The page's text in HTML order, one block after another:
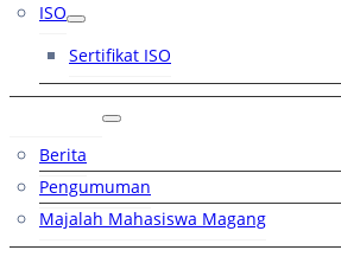
ISO
Sertifikat ISO
Berita
Pengumuman
Majalah Mahasiswa Magang